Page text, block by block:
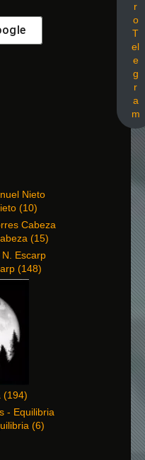
r
o
T
el
e
g
r
a
m
(10)
(15)
(148)
(194)
(6)